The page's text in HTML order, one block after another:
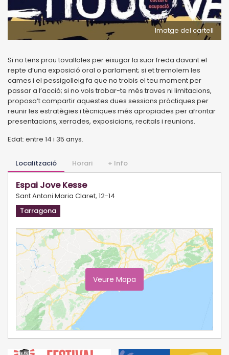
Imatge del cartell
Si no tens prou tovalloles per eixugar la suor freda davant el
repte d’una exposició oral o parlament; si et tremolem les
cames i el pessigolleig fa que no trobis el teu moment per
passar a l’acció; si no vols trobar-te més traves ni limitacions,
proposa’t compartir aquestes dues sessions pràctiques per
reunir les estratègies i tècniques més apropiades per afrontar
presentacions, xerrades, exposicions, recitals i reunions.
Edat: entre 14 i 35 anys.
Localització Horari + Info
Espai Jove Kesse
Sant Antoni Maria Claret, 12-14
Tarragona
Veure Mapa